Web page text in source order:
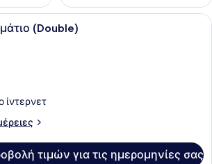
Ένα σύγχρονο υπνοδωμάτιο με
(Double)
τιμών για τις ημερομηνίες σας